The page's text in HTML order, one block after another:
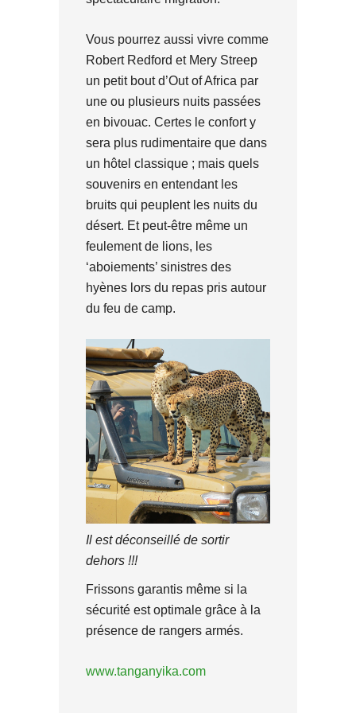
Vous pourrez aussi vivre comme
Robert Redford et Mery Streep
un petit bout d’Out of Africa par
une ou plusieurs nuits passées
en bivouac. Certes le confort y
sera plus rudimentaire que dans
un hôtel classique ; mais quels
souvenirs en entendant les
bruits qui peuplent les nuits du
désert. Et peut-être même un
feulement de lions, les
‘aboiements’ sinistres des
hyènes lors du repas pris autour
du feu de camp.
Il est déconseillé de sortir
dehors !!!
Frissons garantis même si la
sécurité est optimale grâce à la
présence de rangers armés.
www.tanganyika.com